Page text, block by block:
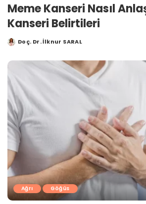
Meme Kanseri Nasıl
Kanseri Belirtileri
PostedDoç. Dr. İlknur SARAL
Ağrı Göğüs